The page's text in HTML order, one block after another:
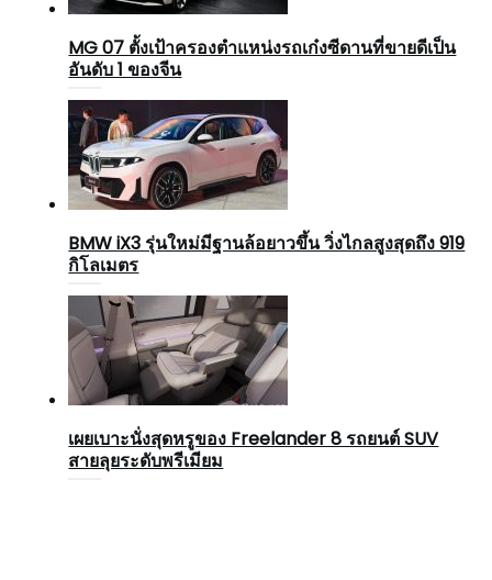
MG 07 ตั้งเป้าครองตำแหน่งรถเก๋งซีดานที่ขายดีเป็น
อันดับ 1 ของจีน
BMW iX3 รุ่นใหม่มีฐานล้อยาวขึ้น วิ่งไกลสูงสุดถึง 919
กิโลเมตร
เผยเบาะนั่งสุดหรูของ Freelander 8 รถยนต์ SUV
สายลุยระดับพรีเมียม